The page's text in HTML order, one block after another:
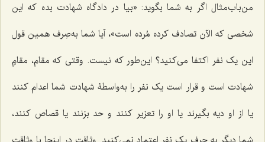
من‌باب‌مثال اگر به شما بگوید: «بیا در دادگاه شهادت بده که این
شخصی که الآن تصادف کرده مُرده است»، آیا شما به‌صِرف همین قول
این یک نفر اکتفا می‌کنید؟ این‌طور که نیست. وقتی که مقام، مقامِ
شهادت است و قرار است یک نفر را به‌واسطۀ شهادت شما اعدام کنند
یا از او دیه بگیرند یا او را تعزیر کنند و حد بزنند یا قصاص کنند،